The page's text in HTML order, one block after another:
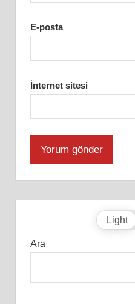
E-posta
İnternet sitesi
Light
Ara